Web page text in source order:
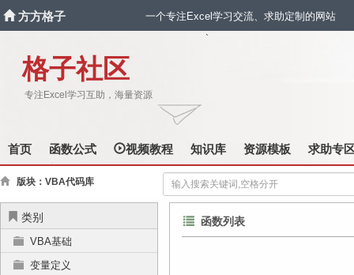
方方格子 一个专注Excel学习交流、求助定制的网站
格子社区
专注Excel学习互助，海量资源
`
首页 函数公式 视频教程 知识库 资源模板 求助专
版块：VBA代码库
类别
VBA基础
变量定义
函数列表